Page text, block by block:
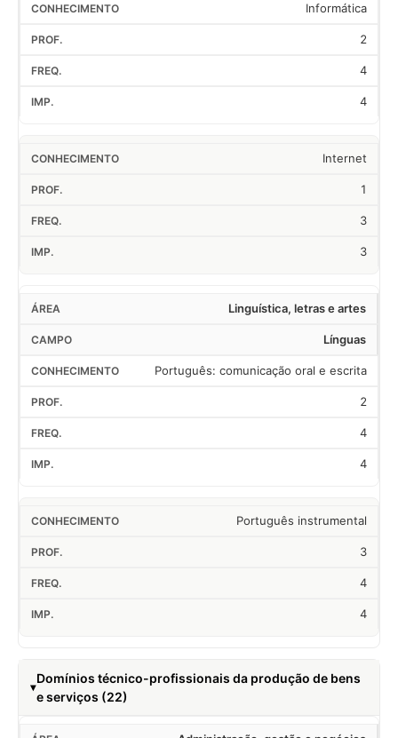
Informática
2
4
4
Internet
1
3
3
Linguística, letras e artes
Línguas
Português: comunicação oral e escrita
2
4
4
Português instrumental
3
4
4
Domínios técnico-profissionais da produção de bens
e serviços (22)